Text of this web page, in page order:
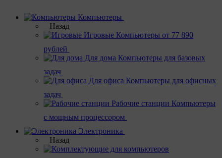
Компьютеры
Назад
Игровые Компьютеры от 77 890
рублей
Для дома Компьютеры для базовых
задач
Для офиса Компьютеры для офисных
задач
Рабочие станции Компьютеры
с мощным процессором
Электроника
Назад